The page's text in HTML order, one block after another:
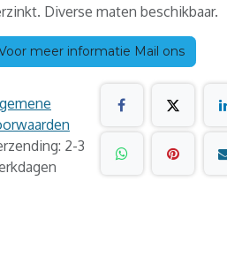
Diverse maten beschikbaar.
meer informatie Mail ons
2-3